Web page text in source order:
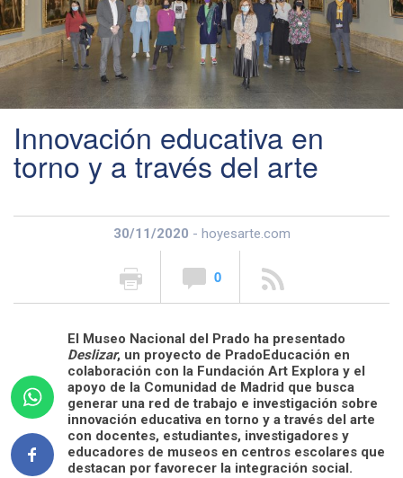
Innovación educativa en
torno y a través del arte
30/11/2020 - hoyesarte.com
0
El Museo Nacional del Prado ha presentado
Deslizar, un proyecto de PradoEducación en
colaboración con la Fundación Art Explora y el
apoyo de la Comunidad de Madrid que busca
generar una red de trabajo e investigación sobre
innovación educativa en torno y a través del arte
con docentes, estudiantes, investigadores y
educadores de museos en centros escolares que
destacan por favorecer la integración social.